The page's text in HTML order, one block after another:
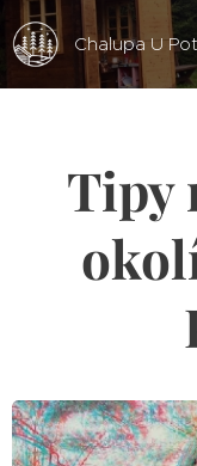
Chalupa U
Tipy